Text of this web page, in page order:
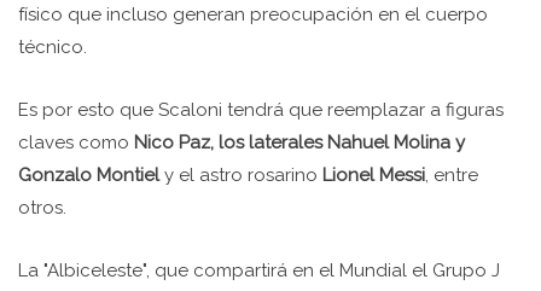
físico que incluso generan preocupación en el cuerpo
técnico.
Es por esto que Scaloni tendrá que reemplazar a figuras
claves como Nico Paz, los laterales Nahuel Molina y
Gonzalo Montiely el astro rosarino Lionel Messi, entre
otros.
La "Albiceleste", que compartirá en el Mundial el Grupo J